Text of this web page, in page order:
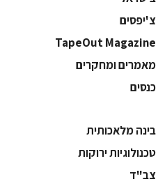
צ'יפסים
TapeOut Magazine
מאמרים ומחקרים
כנסים
בינה מלאכותית
‫טכנולוגיות ירוקות‬
‫צב"ד‬